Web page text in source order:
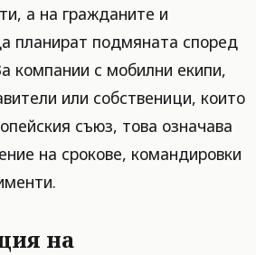
а на гражданите и
планират подмяната според
компании с мобилни екипи,
или собственици, които
съюз, това означава
на срокове, командировки
на